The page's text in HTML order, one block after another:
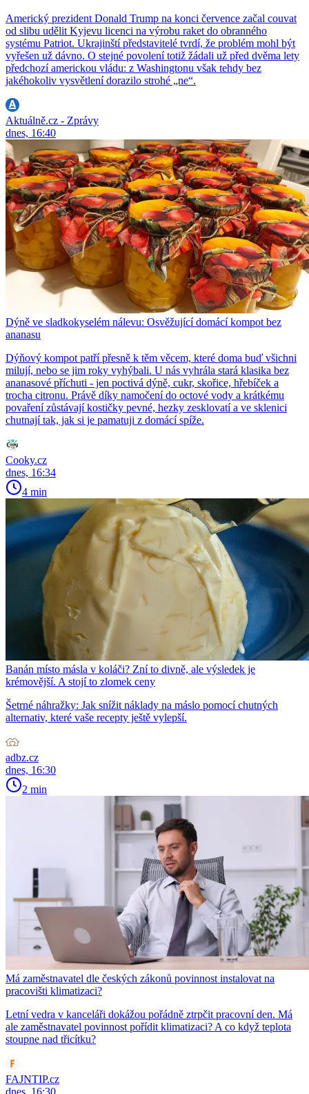
Americký prezident Donald Trump na konci července začal couvat
od slibu udělit Kyjevu licenci na výrobu raket do obranného
systému Patriot. Ukrajinští představitelé tvrdí, že problém mohl být
vyřešen už dávno. O stejné povolení totiž žádali už před dvěma lety
předchozí americkou vládu: z Washingtonu však tehdy bez
jakéhokoliv vysvětlení dorazilo strohé „ne“.
Aktuálně.cz - Zprávy
dnes, 16:40
Dýně ve sladkokyselém nálevu: Osvěžující domácí kompot bez
ananasu
Dýňový kompot patří přesně k těm věcem, které doma buď všichni
milují, nebo se jim roky vyhýbali. U nás vyhrála stará klasika bez
ananasové příchuti - jen poctivá dýně, cukr, skořice, hřebíček a
trocha citronu. Právě díky namočení do octové vody a krátkému
povaření zůstávají kostičky pevné, hezky zesklovatí a ve sklenici
chutnají tak, jak si je pamatuji z domácí spíže.
Cooky.cz
dnes, 16:34
4 min
Banán místo másla v koláči? Zní to divně, ale výsledek je
krémovější. A stojí to zlomek ceny
Šetrné náhražky: Jak snížit náklady na máslo pomocí chutných
alternativ, které vaše recepty ještě vylepší.
adbz.cz
dnes, 16:30
2 min
Má zaměstnavatel dle českých zákonů povinnost instalovat na
pracovišti klimatizaci?
Letní vedra v kanceláři dokážou pořádně ztrpčit pracovní den. Má
ale zaměstnavatel povinnost pořídit klimatizaci? A co když teplota
stoupne nad třicítku?
FAJNTIP.cz